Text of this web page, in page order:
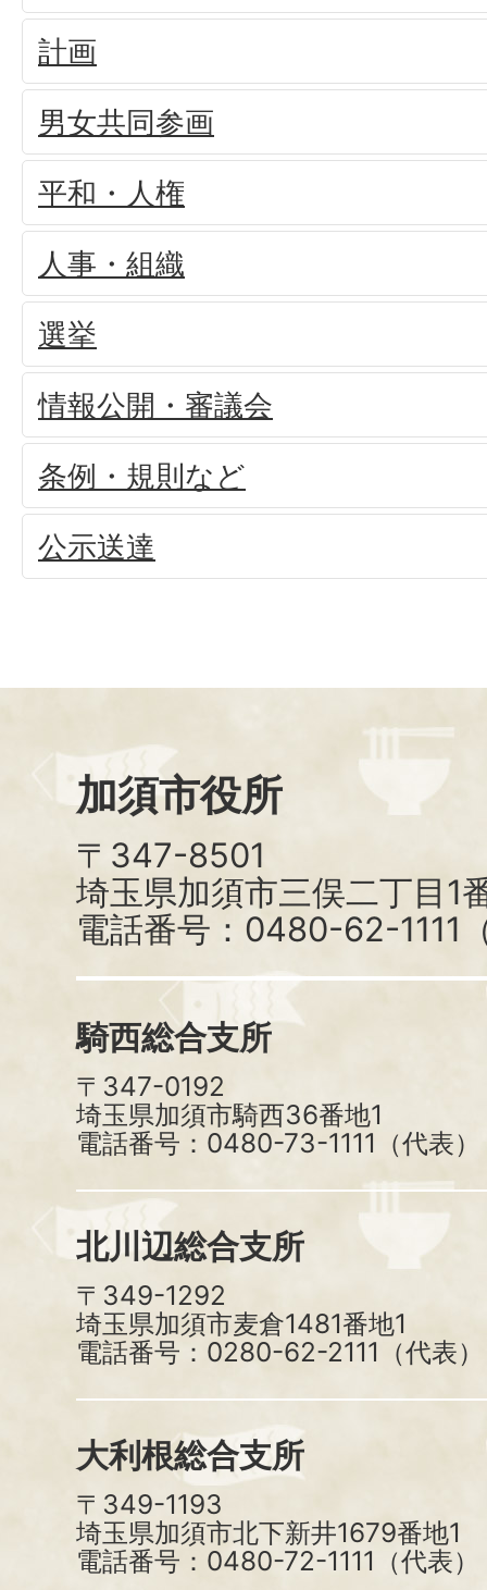
計画
男女共同参画
平和・人権
人事・組織
選挙
情報公開・審議会
条例・規則など
公示送達
加須市役所
〒347-8501
埼玉県加須市三俣二丁目1
電話番号：0480-62-1111
騎西総合支所
〒347-0192
埼玉県加須市騎西36番地1
電話番号：0480-73-1111（代表）
北川辺総合支所
〒349-1292
埼玉県加須市麦倉1481番地1
電話番号：0280-62-2111（代表）
大利根総合支所
〒349-1193
埼玉県加須市北下新井1679番地1
電話番号：0480-72-1111（代表）